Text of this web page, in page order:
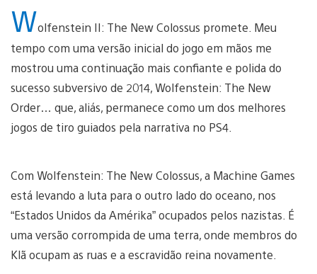
Wolfenstein II: The New Colossus promete. Meu
tempo com uma versão inicial do jogo em mãos me
mostrou uma continuação mais confiante e polida do
sucesso subversivo de 2014, Wolfenstein: The New
Order… que, aliás, permanece como um dos melhores
jogos de tiro guiados pela narrativa no PS4.
Com Wolfenstein: The New Colossus, a Machine Games
está levando a luta para o outro lado do oceano, nos
“Estados Unidos da Amérika” ocupados pelos nazistas. É
uma versão corrompida de uma terra, onde membros do
Klã ocupam as ruas e a escravidão reina novamente.